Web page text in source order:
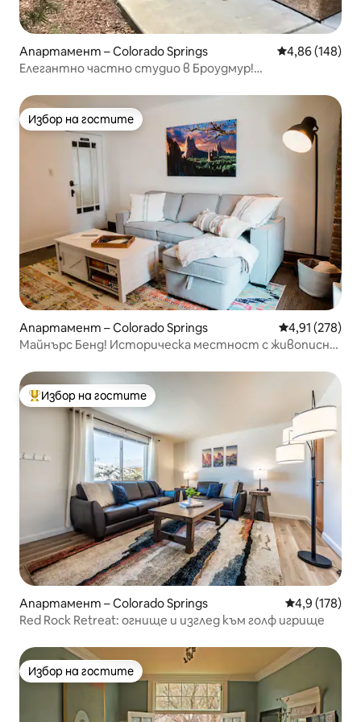
Апартамент – Colorado Springs Средна
4,86 (148)
Елегантно частно студио в Броудмур!
Избор на гостите
Избор на гостите
Апартамент – Colorado Springs Средна
4,91 (278)
Майнърс Бенд! Историческа местност с живописна
Най-популярен избор на гостите
Избор на гостите
Апартамент – Colorado Springs Средна
4,9 (178)
Red Rock Retreat: огнище и изглед към голф игрище
Избор на гостите
Избор на гостите